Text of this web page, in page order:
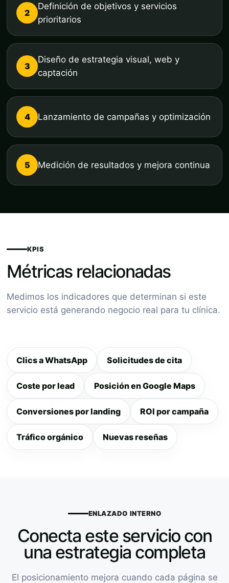
2
Definición de objetivos y servicios
prioritarios
3
Diseño de estrategia visual, web y
captación
4 Lanzamiento de campañas y optimización
5 Medición de resultados y mejora continua
KPIS
Métricas relacionadas
Medimos los indicadores que determinan si este
servicio está generando negocio real para tu clínica.
Clics a WhatsApp Solicitudes de cita
Coste por lead Posición en Google Maps
Conversiones por landing ROI por campaña
Tráfico orgánico Nuevas reseñas
ENLAZADO INTERNO
Conecta este servicio con
una estrategia completa
El posicionamiento mejora cuando cada página se